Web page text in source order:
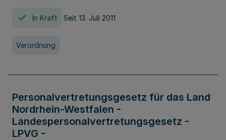
In Kraft Seit 13. Juli 2011
Verordnung
Personalvertretungsgesetz für das Land
Nordrhein-Westfalen -
Landespersonalvertretungsgesetz -
LPVG -